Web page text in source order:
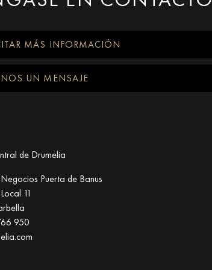
MÁS INFORMACIÓN
UN MENSAJE
de Drumelia
Puerta de Banus
11
950